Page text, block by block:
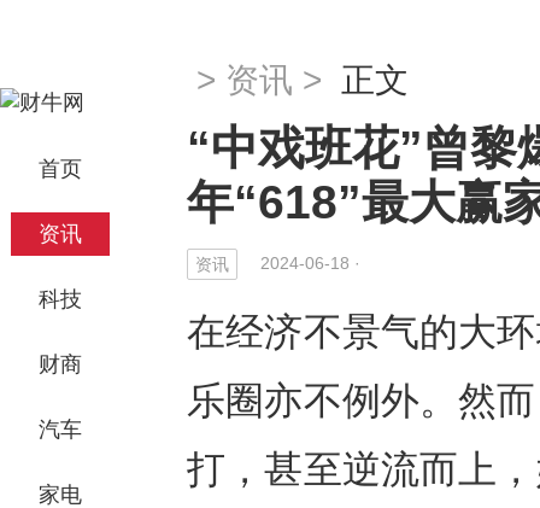
首页
资讯
科技
财商
汽车
家电
> 资讯 > 正文
“中戏班花”曾黎
年“618”最大赢
资讯 2024-06-18 ·
在经济不景气的大
乐圈亦不例外。然
打，甚至逆流而上